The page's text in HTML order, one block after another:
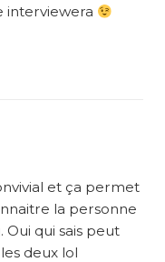
interviewera
et ça permet
la personne
qui sais peut
deux lol